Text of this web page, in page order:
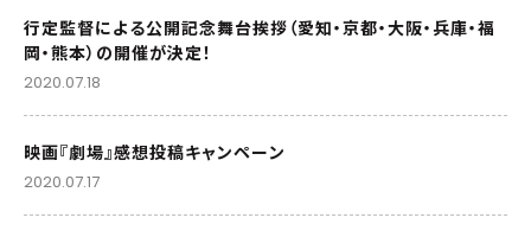
行定監督による公開記念舞台挨拶（愛知・京都・大阪・兵庫・福
岡・熊本）の開催が決定！
2020.07.18
映画『劇場』感想投稿キャンペーン
2020.07.17